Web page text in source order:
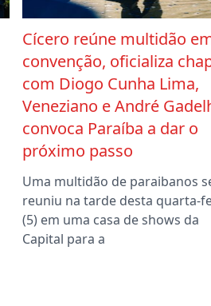
Cícero reúne multidão
convenção, oficializa
com Diogo Cunha Lima,
Veneziano e André
convoca Paraíba a dar o
próximo passo
Uma multidão de paraibanos
reuniu na tarde desta quarta-
(5) em uma casa de shows da
Capital para a